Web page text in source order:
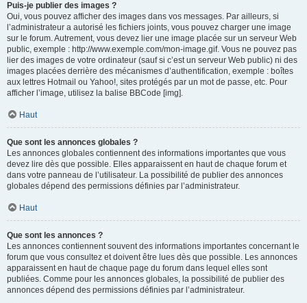
Puis-je publier des images ?
Oui, vous pouvez afficher des images dans vos messages. Par ailleurs, si
l’administrateur a autorisé les fichiers joints, vous pouvez charger une image
sur le forum. Autrement, vous devez lier une image placée sur un serveur Web
public, exemple : http://www.exemple.com/mon-image.gif. Vous ne pouvez pas
lier des images de votre ordinateur (sauf si c’est un serveur Web public) ni des
images placées derrière des mécanismes d’authentification, exemple : boîtes
aux lettres Hotmail ou Yahoo!, sites protégés par un mot de passe, etc. Pour
afficher l’image, utilisez la balise BBCode [img].
Haut
Que sont les annonces globales ?
Les annonces globales contiennent des informations importantes que vous
devez lire dès que possible. Elles apparaissent en haut de chaque forum et
dans votre panneau de l’utilisateur. La possibilité de publier des annonces
globales dépend des permissions définies par l’administrateur.
Haut
Que sont les annonces ?
Les annonces contiennent souvent des informations importantes concernant le
forum que vous consultez et doivent être lues dès que possible. Les annonces
apparaissent en haut de chaque page du forum dans lequel elles sont
publiées. Comme pour les annonces globales, la possibilité de publier des
annonces dépend des permissions définies par l’administrateur.